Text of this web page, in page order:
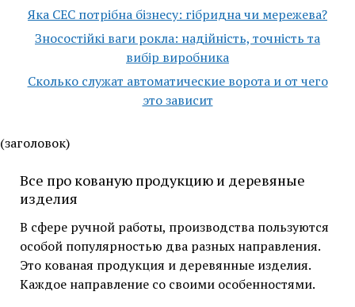
Яка СЕС потрібна бізнесу: гібридна чи мережева?
Зносостійкі ваги рокла: надійність, точність та
вибір виробника
Сколько служат автоматические ворота и от чего
это зависит
(заголовок)
Все про кованую продукцию и деревяные
изделия
В сфере ручной работы, производства пользуются
особой популярностью два разных направления.
Это кованая продукция и деревянные изделия.
Каждое направление со своими особенностями.